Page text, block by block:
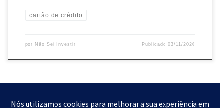
cartão de crédito
por Não Sei Investir Publicado03/11/2020